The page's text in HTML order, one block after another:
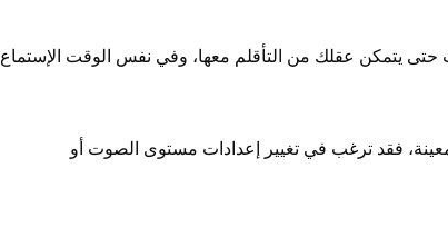
حتى يتمكن عقلك من التأقلم معها، وفي نفس الوقت الإستماع
فقد ترغب في تغيير إعدادات مستوى الصوت أو